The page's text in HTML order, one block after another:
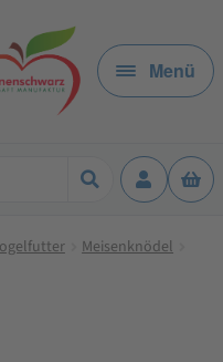
Menü
Meisenknödel